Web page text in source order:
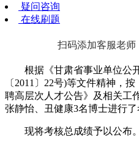
疑问咨询
在线刷题
扫码添加客服老师
根据《甘肃省事业单位公
〔2011〕22号)等文件精神，
聘高层次人才公告》及相关工
张静怡、丑健康3名博士进行了
现将考核总成绩予以公布。